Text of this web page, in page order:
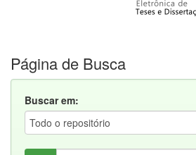
Página de Busca
Buscar em: